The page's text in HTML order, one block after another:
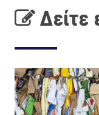
Δείτε